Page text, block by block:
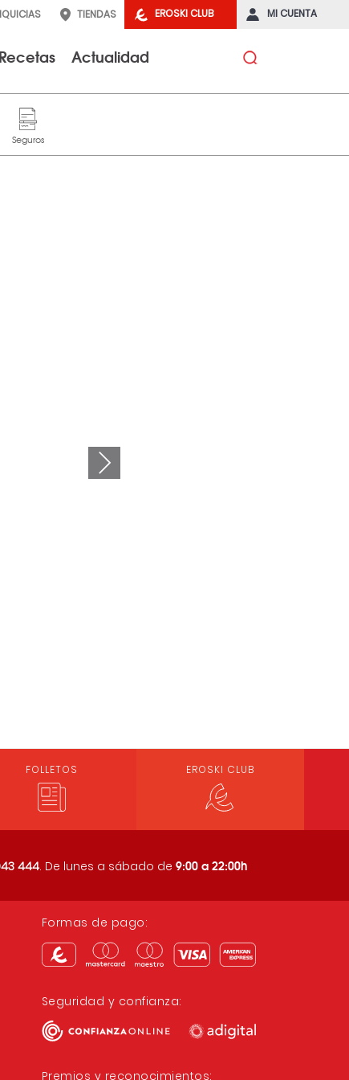
EROSKI CLUB MI CUENTA
TIENDAS
Recetas Actualidad
FOLLETOS EROSKI CLUB
444. De lunes a sábado de 9:00 a 22:00h
Formas de pago:
Seguridad y confianza:
Premios y reconocimientos: